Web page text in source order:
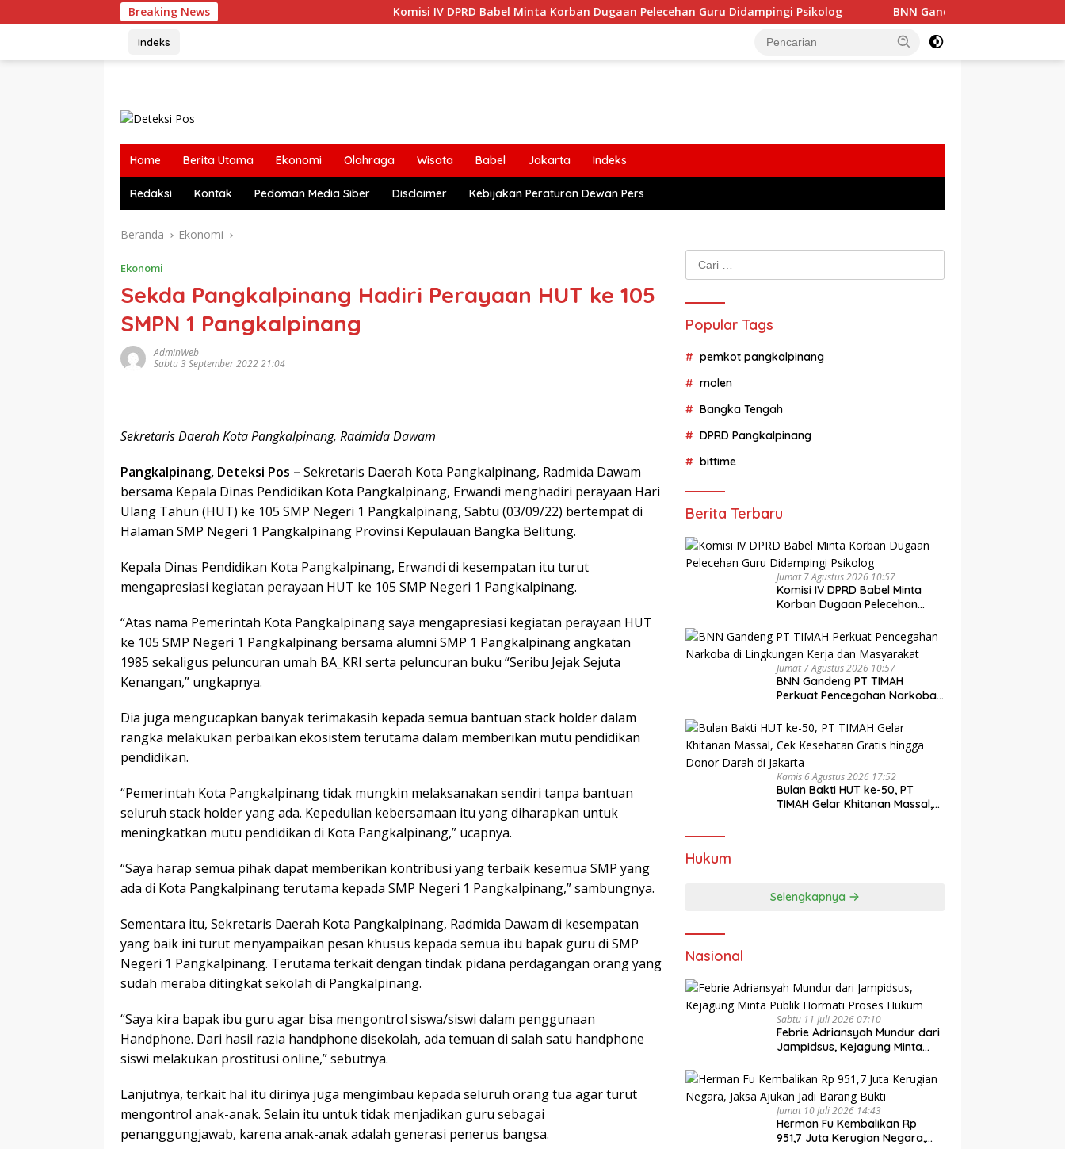
ke
Breaking News Komisi IV DPRD Babel Minta Korban Dugaan Pelecehan Guru Didampingi Psikolog BNN Gandeng PT TIMAH Perkuat
Indeks
Home Berita Utama Ekonomi Olahraga Wisata Babel Jakarta Indeks
Redaksi Kontak Pedoman Media Siber Disclaimer Kebijakan Peraturan Dewan Pers
Beranda Ekonomi
Ekonomi
Sekda Pangkalpinang Hadiri Perayaan HUT ke 105
SMPN 1 Pangkalpinang
AdminWeb
Sabtu 3 September 2022 21:04
Sekretaris Daerah Kota Pangkalpinang, Radmida Dawam
Pangkalpinang, Deteksi Pos – Sekretaris Daerah Kota Pangkalpinang, Radmida Dawam
bersama Kepala Dinas Pendidikan Kota Pangkalpinang, Erwandi menghadiri perayaan Hari
Ulang Tahun (HUT) ke 105 SMP Negeri 1 Pangkalpinang, Sabtu (03/09/22) bertempat di
Halaman SMP Negeri 1 Pangkalpinang Provinsi Kepulauan Bangka Belitung.
Kepala Dinas Pendidikan Kota Pangkalpinang, Erwandi di kesempatan itu turut
mengapresiasi kegiatan perayaan HUT ke 105 SMP Negeri 1 Pangkalpinang.
“Atas nama Pemerintah Kota Pangkalpinang saya mengapresiasi kegiatan perayaan HUT
ke 105 SMP Negeri 1 Pangkalpinang bersama alumni SMP 1 Pangkalpinang angkatan
1985 sekaligus peluncuran umah BA_KRI serta peluncuran buku “Seribu Jejak Sejuta
Kenangan,” ungkapnya.
Dia juga mengucapkan banyak terimakasih kepada semua bantuan stack holder dalam
rangka melakukan perbaikan ekosistem terutama dalam memberikan mutu pendidikan
pendidikan.
“Pemerintah Kota Pangkalpinang tidak mungkin melaksanakan sendiri tanpa bantuan
seluruh stack holder yang ada. Kepedulian kebersamaan itu yang diharapkan untuk
meningkatkan mutu pendidikan di Kota Pangkalpinang,” ucapnya.
“Saya harap semua pihak dapat memberikan kontribusi yang terbaik kesemua SMP yang
ada di Kota Pangkalpinang terutama kepada SMP Negeri 1 Pangkalpinang,” sambungnya.
Sementara itu, Sekretaris Daerah Kota Pangkalpinang, Radmida Dawam di kesempatan
yang baik ini turut menyampaikan pesan khusus kepada semua ibu bapak guru di SMP
Negeri 1 Pangkalpinang. Terutama terkait dengan tindak pidana perdagangan orang yang
sudah meraba ditingkat sekolah di Pangkalpinang.
“Saya kira bapak ibu guru agar bisa mengontrol siswa/siswi dalam penggunaan
Handphone. Dari hasil razia handphone disekolah, ada temuan di salah satu handphone
siswi melakukan prostitusi online,” sebutnya.
Lanjutnya, terkait hal itu dirinya juga mengimbau kepada seluruh orang tua agar turut
mengontrol anak-anak. Selain itu untuk tidak menjadikan guru sebagai
penanggungjawab, karena anak-anak adalah generasi penerus bangsa.
Cari
untuk:
Popular Tags
pemkot pangkalpinang
molen
Bangka Tengah
DPRD Pangkalpinang
bittime
Berita Terbaru
Jumat 7 Agustus 2026 10:57
Komisi IV DPRD Babel Minta
Korban Dugaan Pelecehan
Jumat 7 Agustus 2026 10:57
BNN Gandeng PT TIMAH
Perkuat Pencegahan Narkoba
Masyarakat
Kamis 6 Agustus 2026 17:52
Bulan Bakti HUT ke-50, PT
TIMAH Gelar Khitanan Massal,
Hukum
Selengkapnya
Nasional
Sabtu 11 Juli 2026 07:10
Febrie Adriansyah Mundur dari
Jampidsus, Kejagung Minta
Jumat 10 Juli 2026 14:43
Herman Fu Kembalikan Rp
951,7 Juta Kerugian Negara,